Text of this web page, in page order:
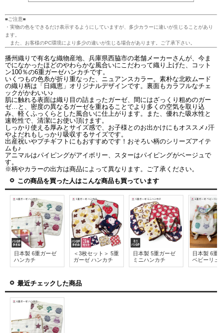
■ご注意■
・実物の色をできるだけ表示するようにしていますが、多少カラーに違いが生じることがあり
ます。
また、お客様のPC環境により多少の違いが生じる場合があります。ご了承下さい。
播州織りで有名な織物産地、兵庫県西脇市の老舗メーカーさんが、今ま
でになかったほどのやわらかな風合いにこだわって織り上げた、コット
ン100％の6重ガーゼハンカチです。
いくつもの色糸が折り重なった、ニュアンスカラー。素朴な北欧ムード
の織り柄は「日織恵」オリジナルデザインです。裏面もカラフルなチェ
ックがかわいい♪
肌に触れる表面は織り目の詰まったガーゼ、間にはざっくり粗めのガー
ゼ…と、密度の異なるガーゼを重ねることでより多くの空気を取り込
み、軽くふっくらとした風合いに仕上がります。また、優れた吸水性と
速乾性で、清潔にお使い頂けます。
しっかり使える厚みとサイズ感で、お子様とのお出かけにもオススメ♪汗
やよだれもしっかり吸収するサイズです。
出産祝いやプチギフトにもおすすめです！おそろい柄のシリーズアイテ
ムも♪
アニマルはパイピングがアイボリー、スターはパイピングがベージュで
す。
※柄やカラーの出方は商品によって異なります。ご了承ください。
この商品を買った人はこんな商品も買っています
日本製 6重ガーゼ
ハンカチ
＜3枚セット＞ 5重
ガーゼ ハンカチ
日本製 5重ガーゼ
ミニハンカチ
日本製 6重
ベビーリュ
最近チェックした商品